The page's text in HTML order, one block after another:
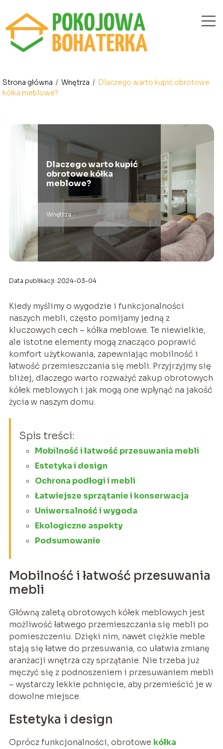
Strona główna / Wnętrza / Dlaczego warto kupić obrotowe
kółka meblowe?
Dlaczego warto kupić
obrotowe kółka
meblowe?
Wnętrza
Data publikacji: 2024-03-04
Kiedy myślimy o wygodzie i funkcjonalności
naszych mebli, często pomijamy jedną z
kluczowych cech – kółka meblowe. Te niewielkie,
ale istotne elementy mogą znacząco poprawić
komfort użytkowania, zapewniając mobilność i
łatwość przemieszczania się mebli. Przyjrzyjmy się
bliżej, dlaczego warto rozważyć zakup obrotowych
kółek meblowych i jak mogą one wpłynąć na jakość
życia w naszym domu.
Spis treści:
Mobilność i łatwość przesuwania mebli
Estetyka i design
Ochrona podłogi i mebli
Łatwiejsze sprzątanie i konserwacja
Uniwersalność i wygoda
Ekologiczne aspekty
Podsumowanie
Mobilność i łatwość przesuwania
mebli
Główną zaletą obrotowych kółek meblowych jest
możliwość łatwego przemieszczania się mebli po
pomieszczeniu. Dzięki nim, nawet ciężkie meble
stają się łatwe do przesuwania, co ułatwia zmianę
aranżacji wnętrza czy sprzątanie. Nie trzeba już
męczyć się z podnoszeniem i przesuwaniem mebli
– wystarczy lekkie pchnięcie, aby przemieścić je w
dowolne miejsce.
Estetyka i design
Oprócz funkcjonalności, obrotowe kółka